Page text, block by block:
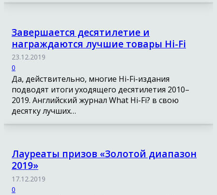
Завершается десятилетие и
награждаются лучшие товары Hi-Fi
23.12.2019
0
Да, действительно, многие Hi-Fi-издания
подводят итоги уходящего десятилетия 2010–
2019. Английский журнал What Hi-Fi? в свою
десятку лучших…
Лауреаты призов «Золотой диапазон
2019»
17.12.2019
0